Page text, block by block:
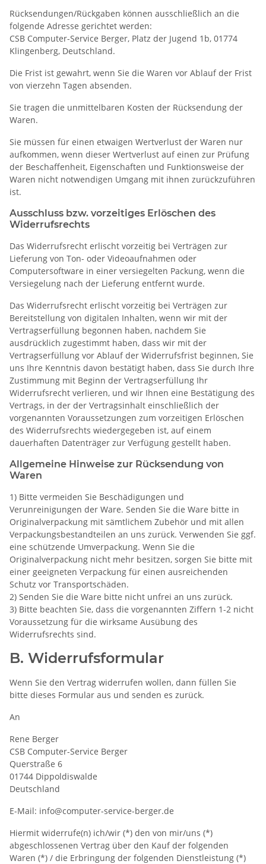
Rücksendungen/Rückgaben können ausschließlich an die
folgende Adresse gerichtet werden:
CSB Computer-Service Berger, Platz der Jugend 1b, 01774
Klingenberg, Deutschland.
Die Frist ist gewahrt, wenn Sie die Waren vor Ablauf der Frist
von vierzehn Tagen absenden.
Sie tragen die unmittelbaren Kosten der Rücksendung der
Waren.
Sie müssen für einen etwaigen Wertverlust der Waren nur
aufkommen, wenn dieser Wertverlust auf einen zur Prüfung
der Beschaffenheit, Eigenschaften und Funktionsweise der
Waren nicht notwendigen Umgang mit ihnen zurückzuführen
ist.
Ausschluss bzw. vorzeitiges Erlöschen des
Widerrufsrechts
Das Widerrufsrecht erlischt vorzeitig bei Verträgen zur
Lieferung von Ton- oder Videoaufnahmen oder
Computersoftware in einer versiegelten Packung, wenn die
Versiegelung nach der Lieferung entfernt wurde.
Das Widerrufsrecht erlischt vorzeitig bei Verträgen zur
Bereitstellung von digitalen Inhalten, wenn wir mit der
Vertragserfüllung begonnen haben, nachdem Sie
ausdrücklich zugestimmt haben, dass wir mit der
Vertragserfüllung vor Ablauf der Widerrufsfrist beginnen, Sie
uns Ihre Kenntnis davon bestätigt haben, dass Sie durch Ihre
Zustimmung mit Beginn der Vertragserfüllung Ihr
Widerrufsrecht verlieren, und wir Ihnen eine Bestätigung des
Vertrags, in der der Vertragsinhalt einschließlich der
vorgenannten Voraussetzungen zum vorzeitigen Erlöschen
des Widerrufsrechts wiedergegeben ist, auf einem
dauerhaften Datenträger zur Verfügung gestellt haben.
Allgemeine Hinweise zur Rücksendung von
Waren
1) Bitte vermeiden Sie Beschädigungen und
Verunreinigungen der Ware. Senden Sie die Ware bitte in
Originalverpackung mit sämtlichem Zubehör und mit allen
Verpackungsbestandteilen an uns zurück. Verwenden Sie ggf.
eine schützende Umverpackung. Wenn Sie die
Originalverpackung nicht mehr besitzen, sorgen Sie bitte mit
einer geeigneten Verpackung für einen ausreichenden
Schutz vor Transportschäden.
2) Senden Sie die Ware bitte nicht unfrei an uns zurück.
3) Bitte beachten Sie, dass die vorgenannten Ziffern 1-2 nicht
Voraussetzung für die wirksame Ausübung des
Widerrufsrechts sind.
B. Widerrufsformular
Wenn Sie den Vertrag widerrufen wollen, dann füllen Sie
bitte dieses Formular aus und senden es zurück.
An
Rene Berger
CSB Computer-Service Berger
Querstraße 6
01744 Dippoldiswalde
Deutschland
E-Mail: info@computer-service-berger.de
Hiermit widerrufe(n) ich/wir (*) den von mir/uns (*)
abgeschlossenen Vertrag über den Kauf der folgenden
Waren (*) / die Erbringung der folgenden Dienstleistung (*)